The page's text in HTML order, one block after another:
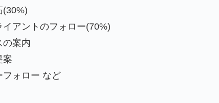
(30%)
イアントのフォロー(70%)
の案内
案
フォロー など